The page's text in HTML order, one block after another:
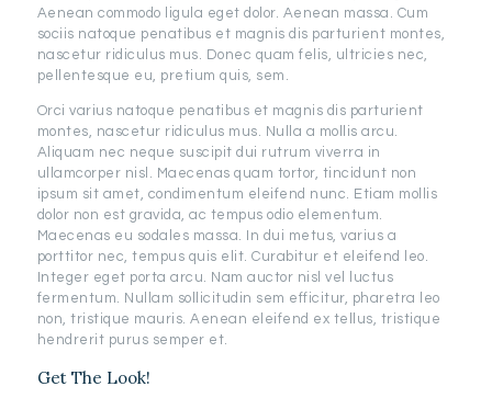
Aenean commodo ligula eget dolor. Aenean massa. Cum
sociis natoque penatibus et magnis dis parturient montes,
nascetur ridiculus mus. Donec quam felis, ultricies nec,
pellentesque eu, pretium quis, sem.
Orci varius natoque penatibus et magnis dis parturient
montes, nascetur ridiculus mus. Nulla a mollis arcu.
Aliquam nec neque suscipit dui rutrum viverra in
ullamcorper nisl. Maecenas quam tortor, tincidunt non
ipsum sit amet, condimentum eleifend nunc. Etiam mollis
dolor non est gravida, ac tempus odio elementum.
Maecenas eu sodales massa. In dui metus, varius a
porttitor nec, tempus quis elit. Curabitur et eleifend leo.
Integer eget porta arcu. Nam auctor nisl vel luctus
fermentum. Nullam sollicitudin sem efficitur, pharetra leo
non, tristique mauris. Aenean eleifend ex tellus, tristique
hendrerit purus semper et.
Get The Look!